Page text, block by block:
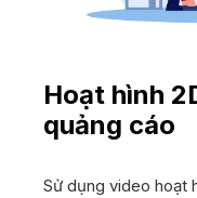
Hoạt hình
quảng cáo
Sử dụng video hoạt